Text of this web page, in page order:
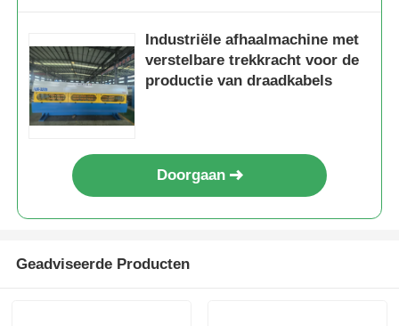
Industriële afhaalmachine met
verstelbare trekkracht voor de
productie van draadkabels
Doorgaan
Geadviseerde Producten